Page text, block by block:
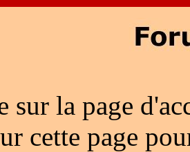
sur la page
cette page